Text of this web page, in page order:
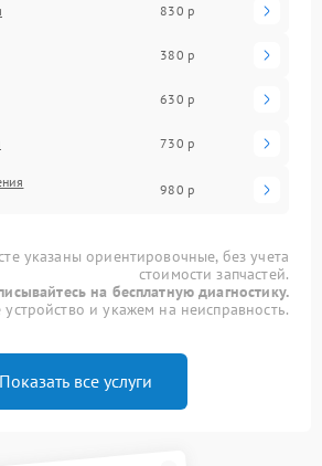
830 р
380 р
630 р
730 р
980 р
указаны ориентировочные, без учета
стоимости запчастей.
на бесплатную диагностику.
и укажем на неисправность.
Показать все услуги